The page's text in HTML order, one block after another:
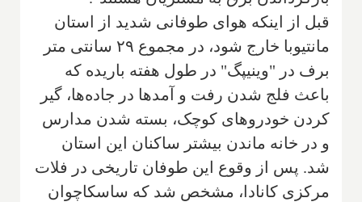
قبل از اینکه هوای طوفانی شدید از استان
مانتیوبا خارج شود، در مجموع ۲۹ سانتی متر
برف در "وینیپگ" در طول هفته باریده که
باعث فلج شدن رفت و آمدها در جاده‌ها، گیر
کردن خودروهای کوچک، بسته شدن مدارس
و در خانه ماندن بیشتر ساکنان این استان
شد. پس از وقوع این طوفان تاریخی در فلات
مرکزی کانادا، مشخص شد که ساسکاچوان